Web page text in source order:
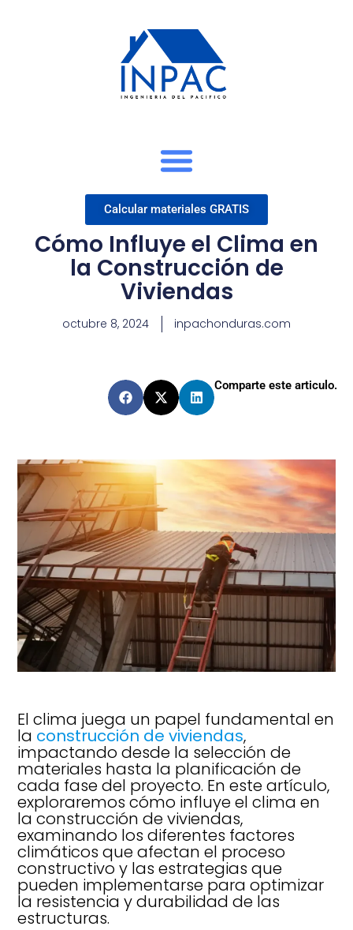
Calcular materiales GRATIS
Cómo Influye el Clima en
la Construcción de
Viviendas
octubre 8, 2024 inpachonduras.com
Comparte este articulo.
El clima juega un papel fundamental en
la construcción de viviendas,
impactando desde la selección de
materiales hasta la planificación de
cada fase del proyecto. En este artículo,
exploraremos cómo influye el clima en
la construcción de viviendas,
examinando los diferentes factores
climáticos que afectan el proceso
constructivo y las estrategias que
pueden implementarse para optimizar
la resistencia y durabilidad de las
estructuras.